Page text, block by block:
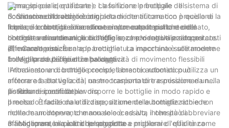
forma speciale, quadrate). La funzione principale del
riordinatore di bottiglie completamente automatico è quella di
impilare le bottiglie disordinate in un output pulito e ordinato,
che notevolmente migliora l'efficienza produttiva e riduce i costi
di manodopera. È un'apparecchiatura importante sulle moderne
linee di produzione di imballaggi.
immagini per identificare e classificare le bottiglie Il sistema di
riconoscimento visivo è in grado di identificare con precisione la
forma, il colore, la dimensione e altre caratteristiche della
bottiglia e di ordinare le bottiglie secondo regole preimpostate.
3. Sistema di bracci robotici
Il braccio robotico è un altro componente importante del
riordinatore automatico di bottiglie, che viene utilizzato per
afferrare e posizionare le bottiglie La macchina è solitamente
collegata da più giunti e ha capacità di movimento flessibili
Attraverso un controllo preciso, il braccio robotico può
afferrare la bottiglia dal nastro trasportatore e posizionarla nella
posizione specificata.
四：Caratteristiche
1 Migliorare l'efficienza produttiva
Il riordinatore di bottiglie completamente automatico utilizza un
motore ad alta velocità, un meccanismo di trasmissione e un
sistema di controllo per disporre le bottiglie in modo rapido e
preciso È facile da utilizzare, altamente automatizzato e non
richiede un intervento manuale eccessivo, il che può abbreviare
efficacemente il ciclo di produzione e migliorare l'efficienza
2 Ridurre i costi del lavoro
Il metodo tradizionale di disposizione delle bottiglie richiede
molta manodopera, che non solo è ad alta intensità di
manodopera, ma è anche soggetta a problemi di qualità come
3 Migliorare la qualità del prodotto